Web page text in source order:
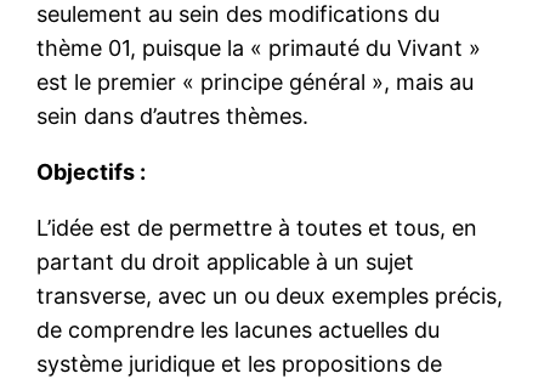
seulement au sein des modifications du
thème 01, puisque la « primauté du Vivant »
est le premier « principe général », mais au
sein dans d’autres thèmes.
Objectifs :
L’idée est de permettre à toutes et tous, en
partant du droit applicable à un sujet
transverse, avec un ou deux exemples précis,
de comprendre les lacunes actuelles du
système juridique et les propositions de